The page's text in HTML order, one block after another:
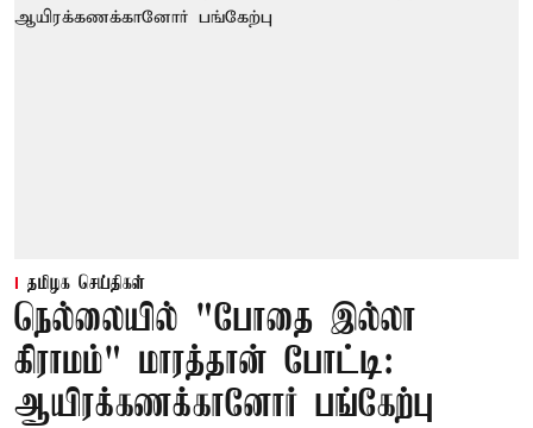
தமிழக செய்திகள்
நெல்லையில் "போதை இல்லா
கிராமம்" மாரத்தான் போட்டி:
ஆயிரக்கணக்கானோர் பங்கேற்பு